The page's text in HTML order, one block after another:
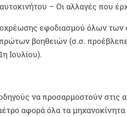
– Οι αλλαγές που
εφοδιασμού όλων των
βοηθειών (σ.σ.
Ιουλίου).
να προσαρμοστούν στις
αφορά όλα τα